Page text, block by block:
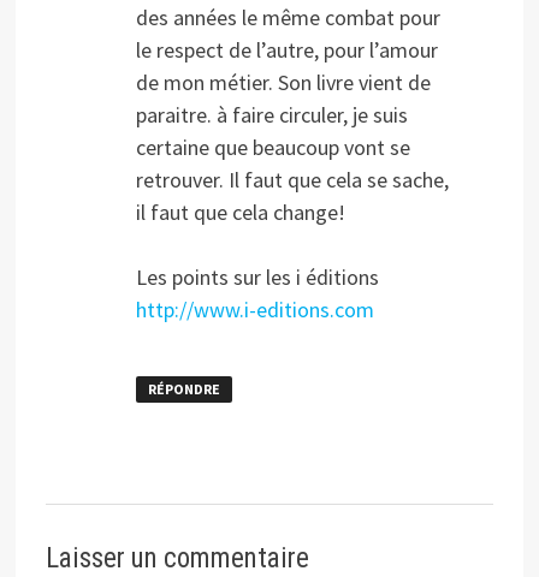
des années le même combat pour
le respect de l’autre, pour l’amour
de mon métier. Son livre vient de
paraitre. à faire circuler, je suis
certaine que beaucoup vont se
retrouver. Il faut que cela se sache,
il faut que cela change!
Les points sur les i éditions
http://www.i-editions.com
RÉPONDRE
Laisser un commentaire